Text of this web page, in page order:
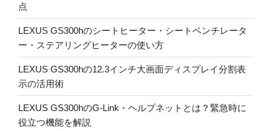
点
LEXUS GS300hのシートヒーター・シートベンチレータ
ー・ステアリングヒーターの使い方
LEXUS GS300hの12.3インチ大画面ディスプレイ分割表
示の活用術
LEXUS GS300hのG-Link・ヘルプネットとは？緊急時に
役立つ機能を解説